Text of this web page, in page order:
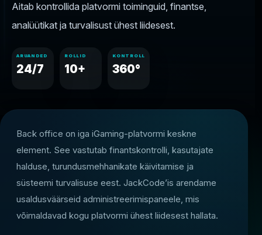
Aitab kontrollida platvormi toiminguid, finantse,
analüütikat ja turvalisust ühest liidesest.
ARUANDED
24/7
ROLLID
10+
KONTROLL
360°
Back office on iga iGaming-platvormi keskne
element. See vastutab finantskontrolli, kasutajate
halduse, turundusmehhanikate käivitamise ja
süsteemi turvalisuse eest. JackCode’is arendame
usaldusväärseid administreerimispaneele, mis
võimaldavad kogu platvormi ühest liidesest hallata.